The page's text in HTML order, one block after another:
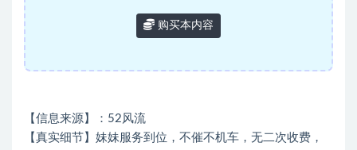
购买本内容
【信息来源】：52风流
【真实细节】妹妹服务到位，不催不机车，无二次收费，